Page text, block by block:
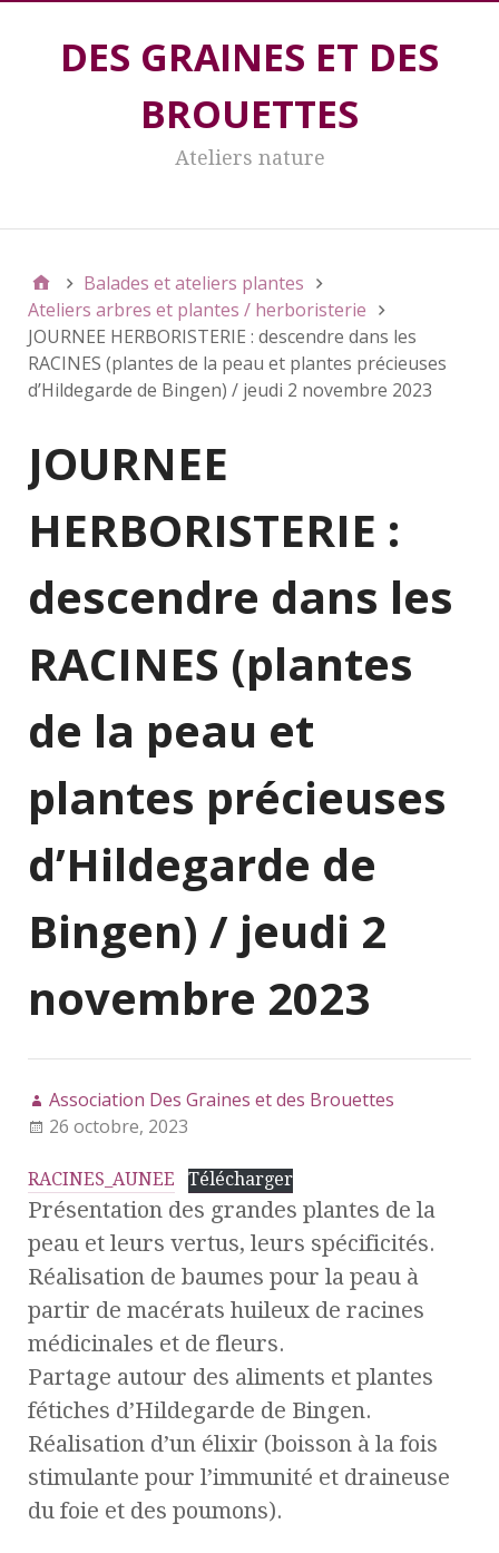
DES GRAINES ET DES
BROUETTES
Ateliers nature
Balades et ateliers plantes
Ateliers arbres et plantes / herboristerie
JOURNEE HERBORISTERIE : descendre dans les
RACINES (plantes de la peau et plantes précieuses
d’Hildegarde de Bingen) / jeudi 2 novembre 2023
JOURNEE
HERBORISTERIE :
descendre dans les
RACINES (plantes
de la peau et
plantes précieuses
d’Hildegarde de
Bingen) / jeudi 2
novembre 2023
Association Des Graines et des Brouettes
26 octobre, 2023
RACINES_AUNEE Télécharger
Présentation des grandes plantes de la
peau et leurs vertus, leurs spécificités.
Réalisation de baumes pour la peau à
partir de macérats huileux de racines
médicinales et de fleurs.
Partage autour des aliments et plantes
fétiches d’Hildegarde de Bingen.
Réalisation d’un élixir (boisson à la fois
stimulante pour l’immunité et draineuse
du foie et des poumons).